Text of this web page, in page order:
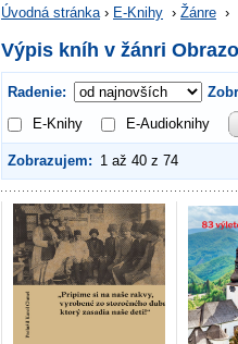
Úvodná stránka› E-Knihy › Žánre ›
Výpis kníh v žánri
Radenie:
E-Knihy
E-Audioknihy
Zobrazujem: 1 až 40 z 74